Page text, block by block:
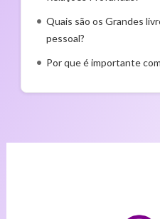
Quais são os Grandes
pessoal?
Por que é importante